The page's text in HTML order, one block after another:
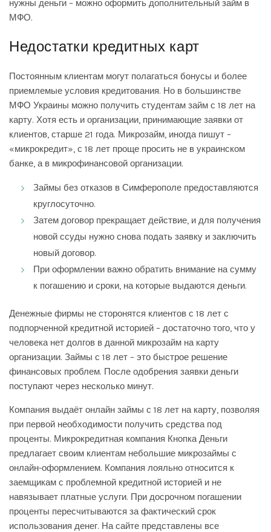
нужны деньги – можно оформить дополнительный займ в
МФО.
Недостатки кредитных карт
Постоянным клиентам могут полагаться бонусы и более
приемлемые условия кредитования. Но в большинстве
МФО Украины можно получить студентам займ с 18 лет на
карту. Хотя есть и организации, принимающие заявки от
клиентов, старше 21 года. Микрозайм, иногда пишут –
«микрокредит», с 18 лет проще просить не в украинском
банке, а в микрофинансовой организации.
Займы без отказов в Симферополе предоставляются
круглосуточно.
Затем договор прекращает действие, и для получения
новой ссуды нужно снова подать заявку и заключить
новый договор.
При оформлении важно обратить внимание на сумму
к погашению и сроки, на которые выдаются деньги.
Денежные фирмы не сторонятся клиентов с 18 лет с
подпорченной кредитной историей – достаточно того, что у
человека нет долгов в данной микрозайм на карту
организации. Займы с 18 лет – это быстрое решение
финансовых проблем. После одобрения заявки деньги
поступают через несколько минут.
Компания выдаёт онлайн займы с 18 лет на карту, позволяя
при первой необходимости получить средства под
проценты. Микрокредитная компания Кнопка Деньги
предлагает своим клиентам небольшие микрозаймы с
онлайн-оформлением. Компания лояльно относится к
заемщикам с проблемной кредитной историей и не
навязывает платные услуги. При досрочном погашении
проценты пересчитываются за фактический срок
использования денег. На сайте представлены все